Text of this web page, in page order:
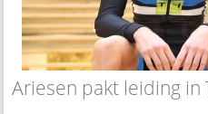
Ariesen pakt leiding in